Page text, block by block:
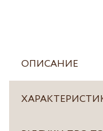
ОПИСАНИЕ